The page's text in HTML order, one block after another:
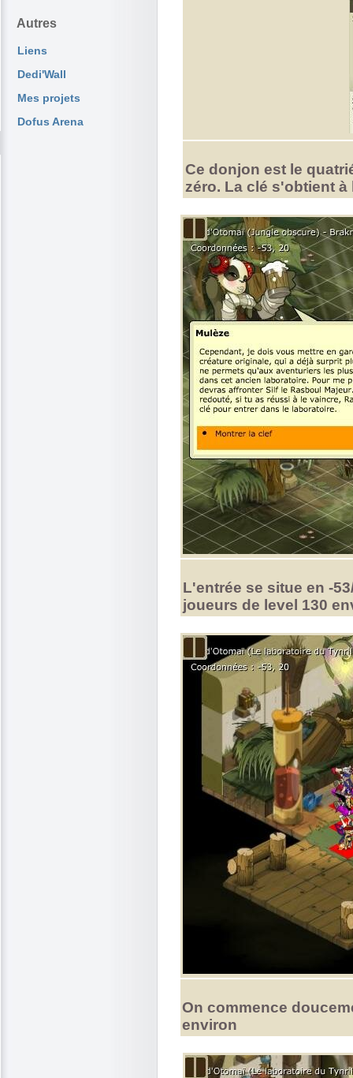
Autres
Liens
Dedi'Wall
Mes projets
Dofus Arena
Ce donjon est le
zéro. La clé s'obtient
L'entrée se situe en -
joueurs de level 130
On commence
environ